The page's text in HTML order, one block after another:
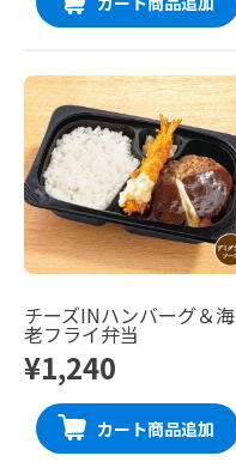
チーズINハンバーグ＆海
老フライ弁当
¥1,240
カート商品追加